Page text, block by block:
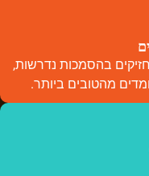
בהסמכות נדרשות,
מהטובים ביותר.